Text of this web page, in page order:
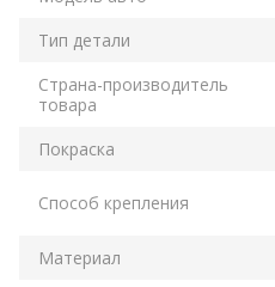
Тип детали
Страна-производитель
товара
Покраска
Способ крепления
Материал